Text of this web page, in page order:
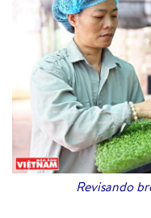
Revisando